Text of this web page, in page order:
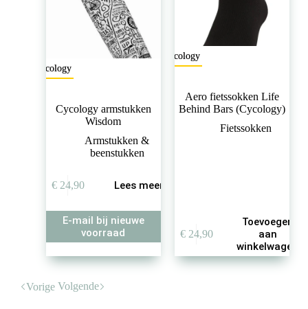
productpagina
Cycology
Cycology armstukken
Wisdom
Armstukken &
beenstukken
€24,90 Lees meer
E-mail bij nieuwe
voorraad
Cycology
Aero fietssokken Life
Behind Bars (Cycology)
Fietssokken
€24,90
Toevoegen
aan
winkelwagen
Vorige Volgende